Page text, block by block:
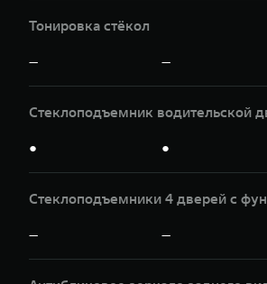
Тонировка стёкол
— —
Стеклоподъемник водительской
● ●
Стеклоподъемники 4 дверей с
— —